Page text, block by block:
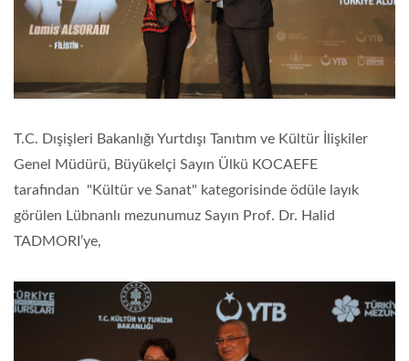
T.C. Dışişleri Bakanlığı Yurtdışı Tanıtım ve Kültür İlişkiler
Genel Müdürü, Büyükelçi Sayın Ülkü KOCAEFE
tarafından "Kültür ve Sanat" kategorisinde ödüle layık
görülen Lübnanlı mezunumuz Sayın Prof. Dr. Halid
TADMORI’ye,